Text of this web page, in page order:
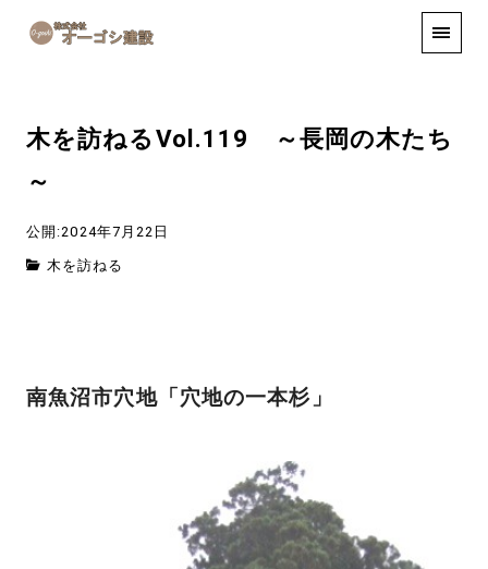
手しごと
木を訪ねるVol.119 ～長岡の木たち
～
公開:2024年7月22日
木を訪ねる
南魚沼市穴地「穴地の一本杉」